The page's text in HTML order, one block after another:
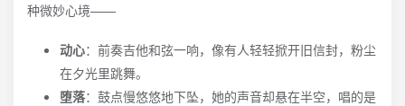
种微妙心境——
动心：前奏吉他和弦一响，像有人轻轻掀开旧信封，粉尘
在夕光里跳舞。
堕落：鼓点慢悠悠地下坠，她的声音却悬在半空，唱的是